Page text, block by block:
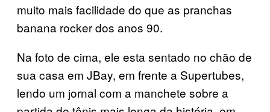
muito mais facilidade do que as pranchas
banana rocker dos anos 90.
Na foto de cima, ele esta sentado no chão de
sua casa em JBay, em frente a Supertubes,
lendo um jornal com a manchete sobre a